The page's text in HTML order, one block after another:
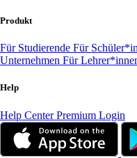
Produkt
Für Studierende Für
Unternehmen Für
Help
Help CenterPremium Login